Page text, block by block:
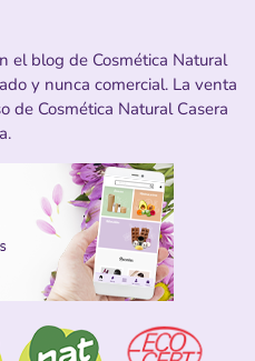
el blog de Cosmética Natural
y nunca comercial. La venta
de Cosmética Natural Casera